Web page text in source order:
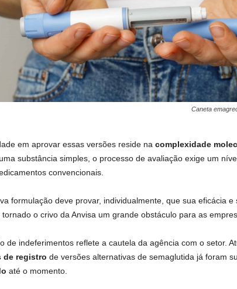
Caneta
em aprovar essas versões reside na complexidade
substância simples, o processo de avaliação exige um
convencionais.
formulação deve provar, individualmente, que sua eficácia e
tornado o crivo da Anvisa um grande obstáculo para as
de indeferimentos reflete a cautela da agência com o setor.
de registro de versões alternativas de semaglutida já foram
até o momento.